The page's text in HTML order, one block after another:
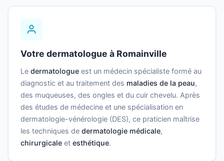
Votre dermatologue à Romainville
Le dermatologue est un médecin spécialiste formé au
diagnostic et au traitement des maladies de la peau,
des muqueuses, des ongles et du cuir chevelu. Après
des études de médecine et une spécialisation en
dermatologie-vénérologie (DES), ce praticien maîtrise
les techniques de dermatologie médicale,
chirurgicale et esthétique.